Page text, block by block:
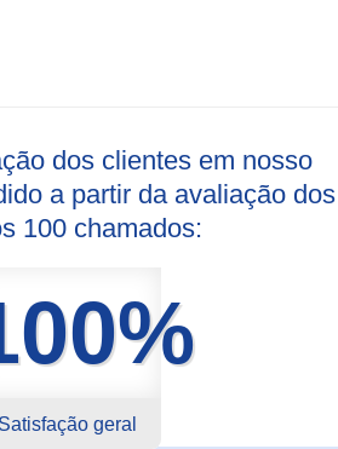
dos clientes em nosso
a partir da avaliação dos
100 chamados:
Satisfação geral